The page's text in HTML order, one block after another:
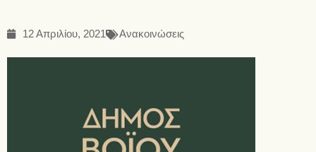
12 Απριλίου, 2021 Ανακοινώσεις